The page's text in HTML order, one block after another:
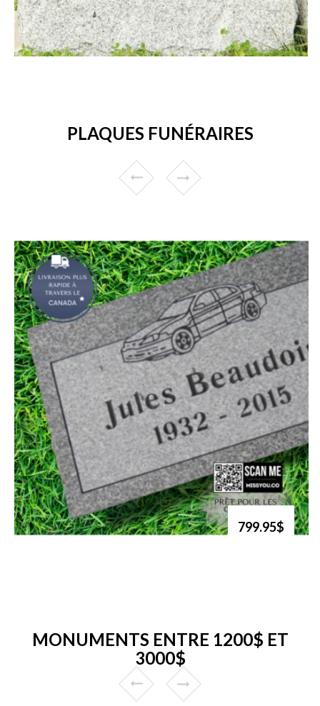
PLAQUES FUNÉRAIRES
799.95$
MONUMENTS ENTRE 1200$ ET
3000$